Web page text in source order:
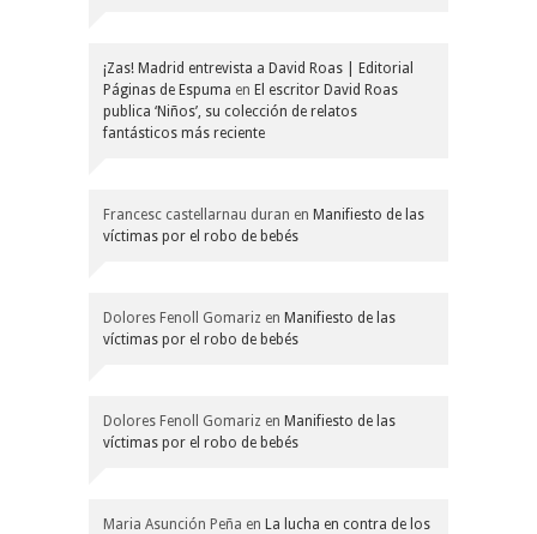
¡Zas! Madrid entrevista a David Roas | Editorial
Páginas de Espuma en El escritor David Roas
publica ‘Niños’, su colección de relatos
fantásticos más reciente
Francesc castellarnau duran en Manifiesto de las
víctimas por el robo de bebés
Dolores Fenoll Gomariz en Manifiesto de las
víctimas por el robo de bebés
Dolores Fenoll Gomariz en Manifiesto de las
víctimas por el robo de bebés
Maria Asunción Peña en La lucha en contra de los